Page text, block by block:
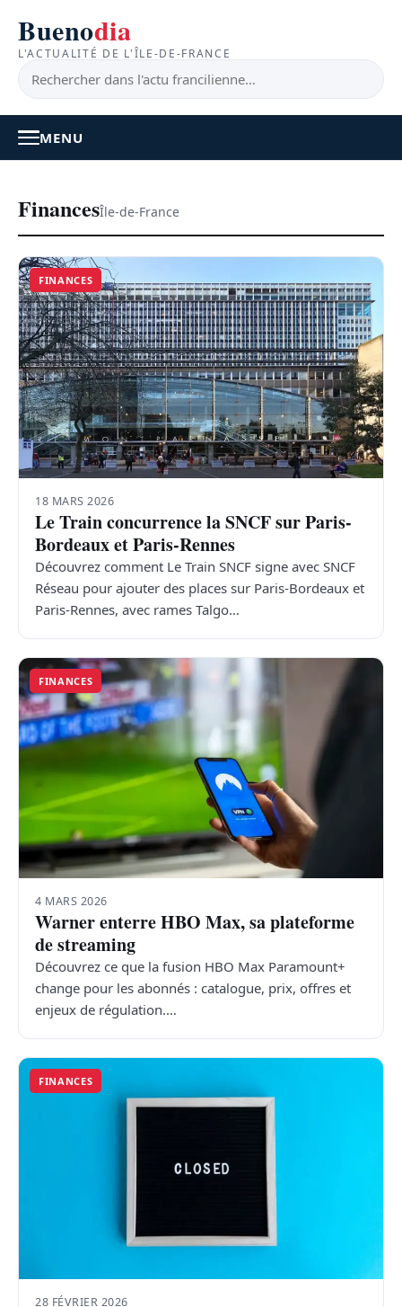
Buenodia
L'ACTUALITÉ DE L'ÎLE-DE-FRANCE
MENU
ACTUALITÉ
BONS PLANS
FEEL GOOD
FAITS DIVERS
TRANSPORTS
ÉCONOMIE
POLITIQUE
SPORT
CULTURE
SCIENCES & TECH
FinancesÎle-de-France
FINANCES
18 MARS 2026
Le Train concurrence la SNCF sur Paris-
Bordeaux et Paris-Rennes
Découvrez comment Le Train SNCF signe avec SNCF
Réseau pour ajouter des places sur Paris-Bordeaux et
Paris-Rennes, avec rames Talgo…
FINANCES
4 MARS 2026
Warner enterre HBO Max, sa plateforme
de streaming
Découvrez ce que la fusion HBO Max Paramount+
change pour les abonnés : catalogue, prix, offres et
enjeux de régulation.…
FINANCES
28 FÉVRIER 2026